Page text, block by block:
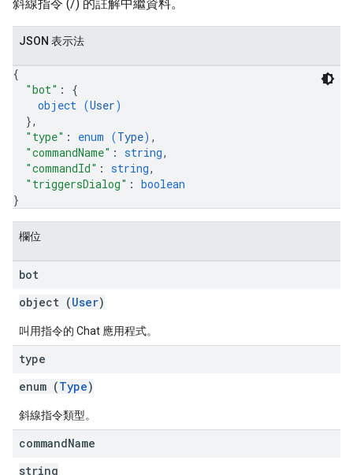
斜線指令 (/) 的註解中繼資料。
JSON 表示法
{
"bot" : {
object (User)
},
"type" : enum (Type) ,
"commandName" : string,
"commandId" : string,
"triggersDialog" : boolean
}
欄位
bot
object (User)
叫用指令的 Chat 應用程式。
type
enum (Type)
斜線指令類型。
commandName
string